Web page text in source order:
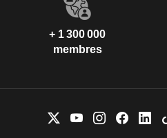
+ 1 300 000
membres